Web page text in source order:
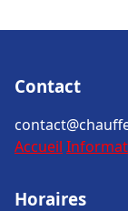
Contact
Accueil
Horaires